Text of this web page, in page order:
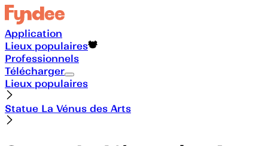
Application
Lieux populaires
Professionnels
Télécharger
Lieux populaires
Statue La Vénus des Arts